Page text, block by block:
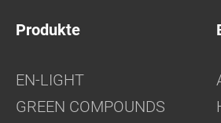
Produkte
EN-LIGHT
GREEN COMPOUNDS